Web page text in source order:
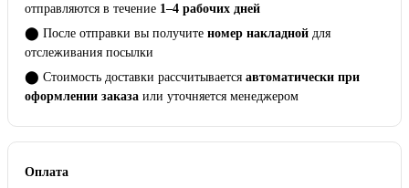
отправляются в течение 1–4 рабочих дней
⬤ После отправки вы получите номер накладной для
отслеживания посылки
⬤ Стоимость доставки рассчитывается автоматически при
оформлении заказа или уточняется менеджером
Оплата